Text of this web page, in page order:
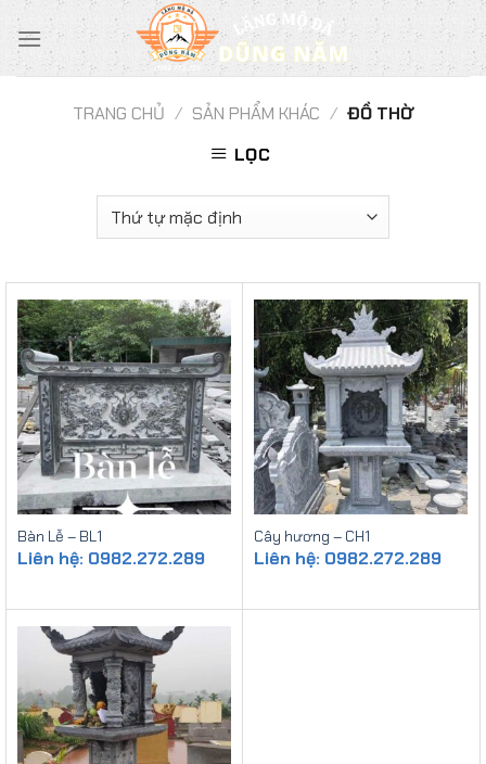
Chuyển
đến
nội
TRANG CHỦ / SẢN PHẨM KHÁC / ĐỒ THỜ
LỌC
Bàn Lễ – BL1
Liên hệ: 0982.272.289
Cây hương – CH1
Liên hệ: 0982.272.289